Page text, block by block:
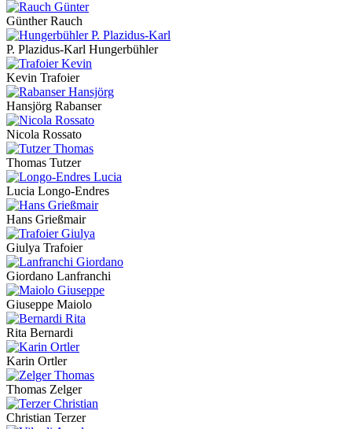
Günther Rauch
P. Plazidus-Karl Hungerbühler
Kevin Trafoier
Hansjörg Rabanser
Nicola Rossato
Thomas Tutzer
Lucia Longo-Endres
Hans Grießmair
Giulya Trafoier
Giordano Lanfranchi
Giuseppe Maiolo
Rita Bernardi
Karin Ortler
Thomas Zelger
Christian Terzer